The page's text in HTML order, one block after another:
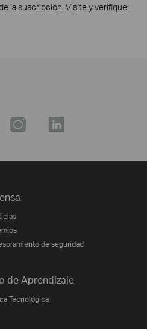
la suscripción. Visite y verifique:
de seguridad
de Aprendizaje
Tecnológica